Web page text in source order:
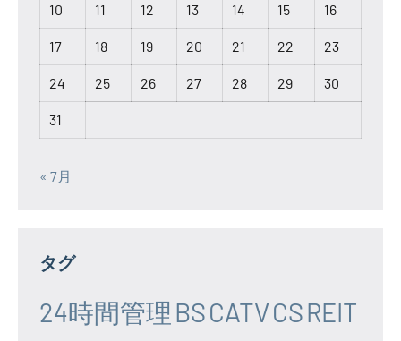
10 11 12 13 14 15 16
17 18 19 20 21 22 23
24 25 26 27 28 29 30
31
« 7月
タグ
24時間管理 BSCATVCSREIT